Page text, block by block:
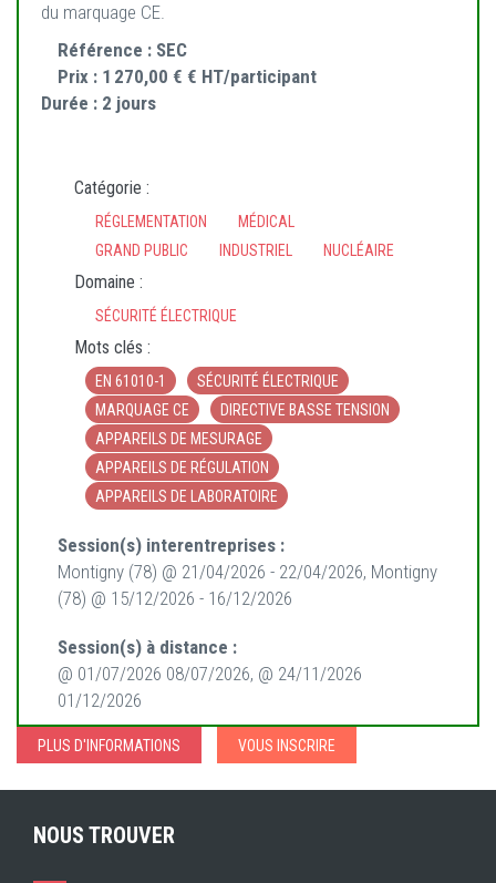
du marquage CE.
Référence : SEC
Prix : 1 270,00 € € HT/participant
Durée : 2 jours
Catégorie :
RÉGLEMENTATION
MÉDICAL
GRAND PUBLIC
INDUSTRIEL NUCLÉAIRE
Domaine :
SÉCURITÉ ÉLECTRIQUE
Mots clés :
EN 61010-1
SÉCURITÉ ÉLECTRIQUE
MARQUAGE CE
DIRECTIVE BASSE TENSION
APPAREILS DE MESURAGE
APPAREILS DE RÉGULATION
APPAREILS DE LABORATOIRE
Session(s) interentreprises :
Montigny (78) @ 21/04/2026 - 22/04/2026, Montigny
(78) @ 15/12/2026 - 16/12/2026
Session(s) à distance :
@ 01/07/2026 08/07/2026, @ 24/11/2026
01/12/2026
PLUS D'INFORMATIONS VOUS INSCRIRE
NOUS TROUVER